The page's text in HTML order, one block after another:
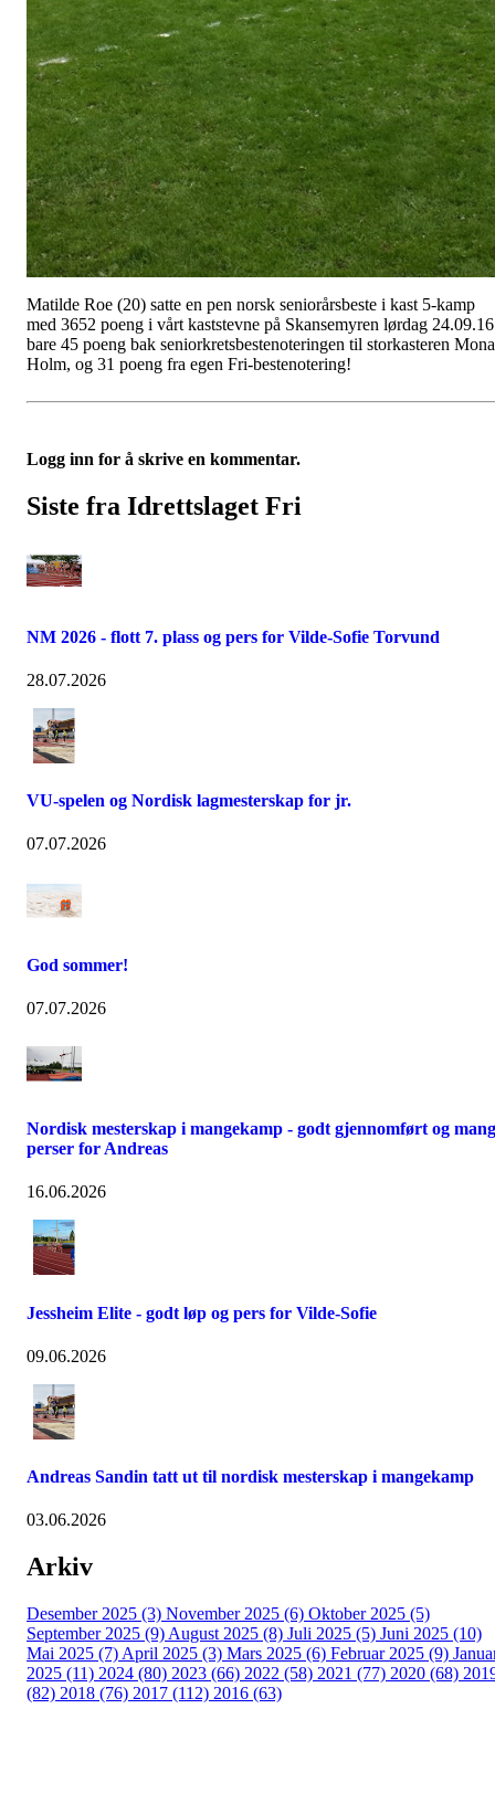
Matilde Roe (20) satte en pen norsk seniorårsbeste i kast 5-kamp
med 3652 poeng i vårt kaststevne på Skansemyren lørdag
bare 45 poeng bak seniorkretsbestenoteringen til storkasteren Mona
Holm, og 31 poeng fra egen Fri-bestenotering!
Logg inn for å skrive en kommentar.
Siste fra Idrettslaget Fri
NM 2026 - flott 7. plass og pers for Vilde-Sofie Torvund
28.07.2026
VU-spelen og Nordisk lagmesterskap for jr.
07.07.2026
God sommer!
07.07.2026
Nordisk mesterskap i mangekamp - godt gjennomført og
perser for Andreas
16.06.2026
Jessheim Elite - godt løp og pers for Vilde-Sofie
09.06.2026
Andreas Sandin tatt ut til nordisk mesterskap i mangekamp
03.06.2026
Arkiv
Desember 2025 (3) November 2025 (6) Oktober 2025 (5)
September 2025 (9) August 2025 (8) Juli 2025 (5) Juni 2025 (10)
Mai 2025 (7) April 2025 (3) Mars 2025 (6) Februar 2025 (9)
2025 (11) 2024 (80) 2023 (66) 2022 (58) 2021 (77) 2020 (68)
(82) 2018 (76) 2017 (112) 2016 (63)